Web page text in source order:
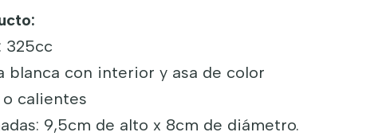
325cc
con interior y asa de color
calientes
9,5cm de alto x 8cm de diámetro.